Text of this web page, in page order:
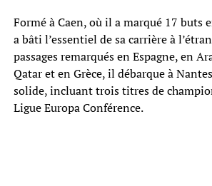
Formé à Caen, où il a marqué 17 buts
a bâti l’essentiel de sa carrière à
passages remarqués en Espagne, en
Qatar et en Grèce, il débarque à
solide, incluant trois titres de
Ligue Europa Conférence.